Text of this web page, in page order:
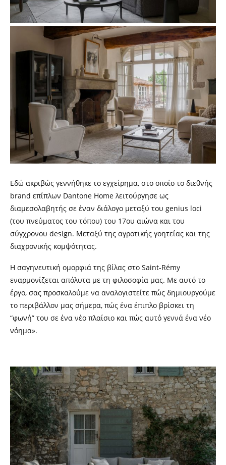
Εδώ ακριβώς γεννήθηκε το εγχείρημα, στο οποίο το διεθνής
brand επίπλων Dantone Home λειτούργησε ως
διαμεσολαβητής σε έναν διάλογο μεταξύ του genius loci
(του πνεύματος του τόπου) του 17ου αιώνα και του
σύγχρονου design. Mεταξύ της αγροτικής γοητείας και της
διαχρονικής κομψότητας.
Η σαγηνευτική ομορφιά της βίλας στο Saint-Rémy
εναρμονίζεται απόλυτα με τη φιλοσοφία μας. Με αυτό το
έργο, σας προσκαλούμε να αναλογιστείτε πώς δημιουργούμε
το περιβάλλον μας σήμερα, πώς ένα έπιπλο βρίσκει τη
“φωνή” του σε ένα νέο πλαίσιο και πώς αυτό γεννά ένα νέο
νόημα».